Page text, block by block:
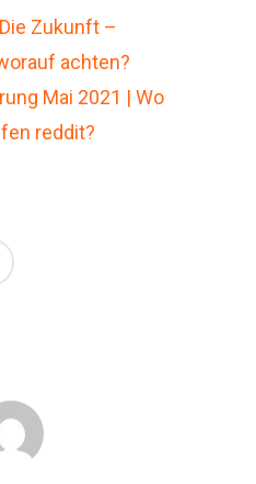
Zukunft –
achten?
Mai 2021 | Wo
reddit?